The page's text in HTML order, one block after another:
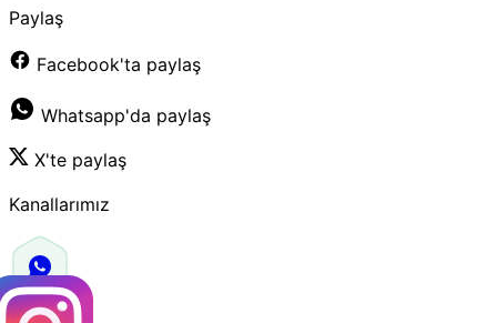
Paylaş
Facebook'ta paylaş
Whatsapp'da paylaş
X'te paylaş
Kanallarımız